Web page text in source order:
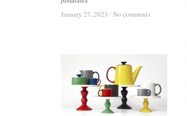
January 27, 2023 / No comments
January 27, 2023 / No comments